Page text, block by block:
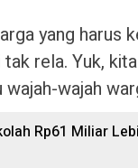
yang harus
rela. Yuk,
wajah-wajah
Rp61 Miliar